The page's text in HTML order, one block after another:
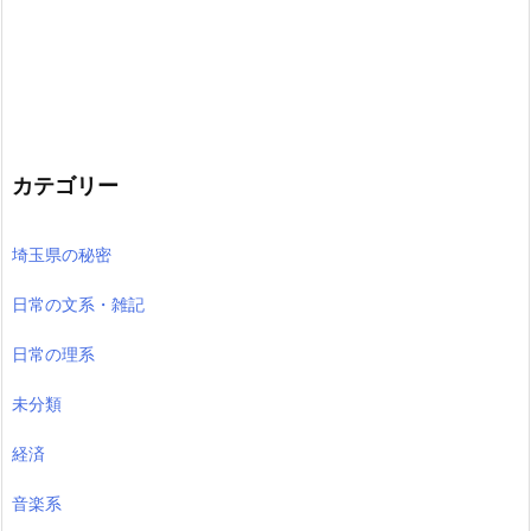
カテゴリー
埼玉県の秘密
日常の文系・雑記
日常の理系
未分類
経済
音楽系